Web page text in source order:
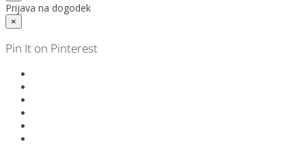
Prijava na dogodek
×
Pin It on Pinterest